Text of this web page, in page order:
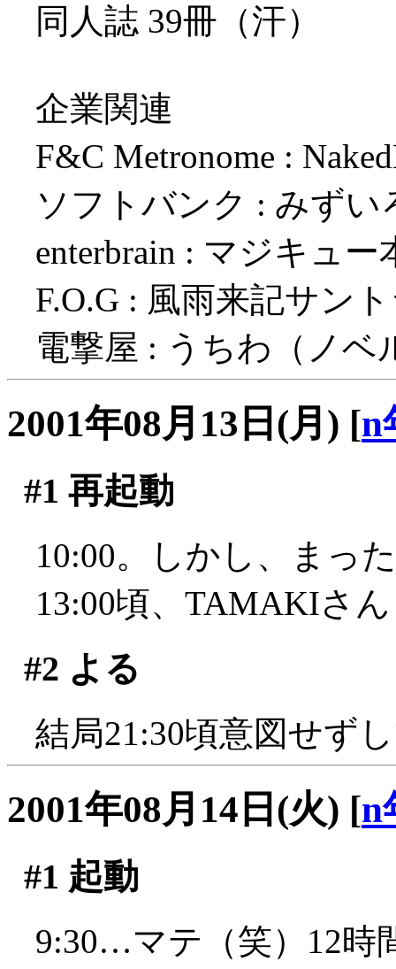
同人誌 39冊（汗）
企業関連
F&C Metronome :
ソフトバンク : みずい
enterbrain : マジキュー
F.O.G : 風雨来記サン
電撃屋 : うちわ（ノベ
2001年08月13日(月) [n
#1 再起動
10:00。しかし、まっ
13:00頃、TAMAKIさ
#2 よる
結局21:30頃意図せず
2001年08月14日(火) [n
#1 起動
9:30…マテ（笑）12時